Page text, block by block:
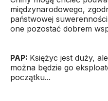
międzynarodowego,
państwowej
one pozostać dobrem
PAP: Księżyc jest duży,
można będzie go
początku...